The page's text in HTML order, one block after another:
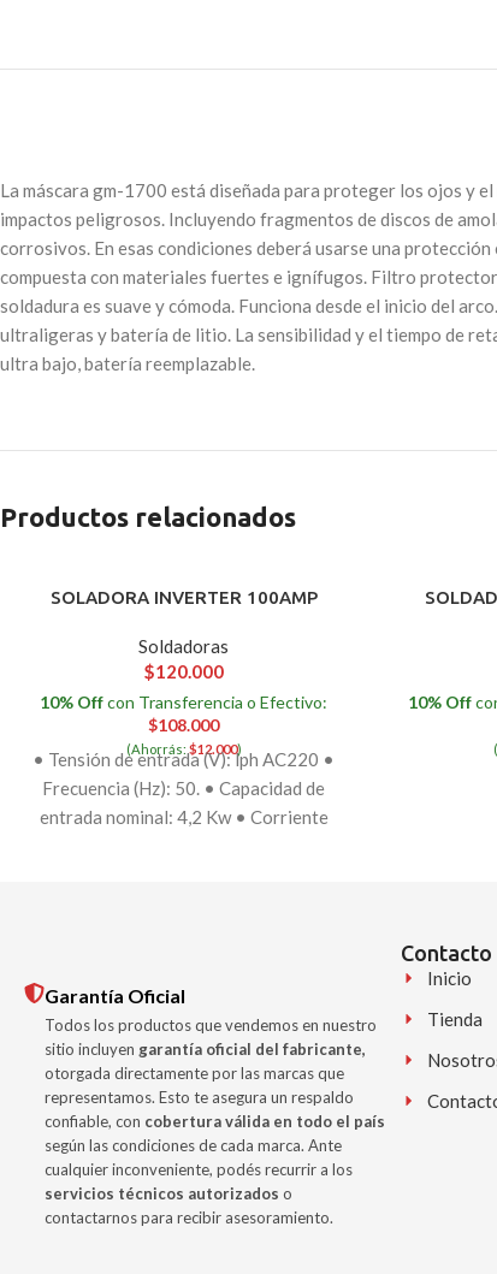
La máscara gm-1700 está diseñada para proteger los ojos y
impactos peligrosos. Incluyendo fragmentos de discos de
corrosivos. En esas condiciones deberá usarse una
compuesta con materiales fuertes e ignífugos. Filtro
soldadura es suave y cómoda. Funciona desde el inicio del
ultraligeras y batería de litio. La sensibilidad y el tiempo de
ultra bajo, batería reemplazable.
Productos relacionados
SOLADORA INVERTER 100AMP
Soldadoras
$120.000
10% Offcon Transferencia o Efectivo:
$108.000
(Ahorrás: $12.000)
• Tensión de entrada (V): lph AC220 •
Frecuencia (Hz): 50. • Capacidad de
entrada nominal: 4,2 Kw • Corriente
10% Off
Garantía Oficial
Todos los productos que vendemos en nuestro
sitio incluyen garantía oficial del fabricante,
otorgada directamente por las marcas que
representamos. Esto te asegura un respaldo
confiable, con cobertura válida en todo el país
según las condiciones de cada marca. Ante
cualquier inconveniente, podés recurrir a los
servicios técnicos autorizados o
contactarnos para recibir asesoramiento.
Contacto
Inicio
Tienda